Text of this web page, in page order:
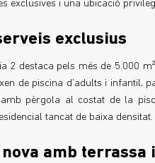
exclusives i una ubicació
exclusius
2 destaca pels més de 5.000
de piscina d’adults i infantil,
amb pèrgola al costat de la
tancat de baixa densitat.
nova amb terrassa